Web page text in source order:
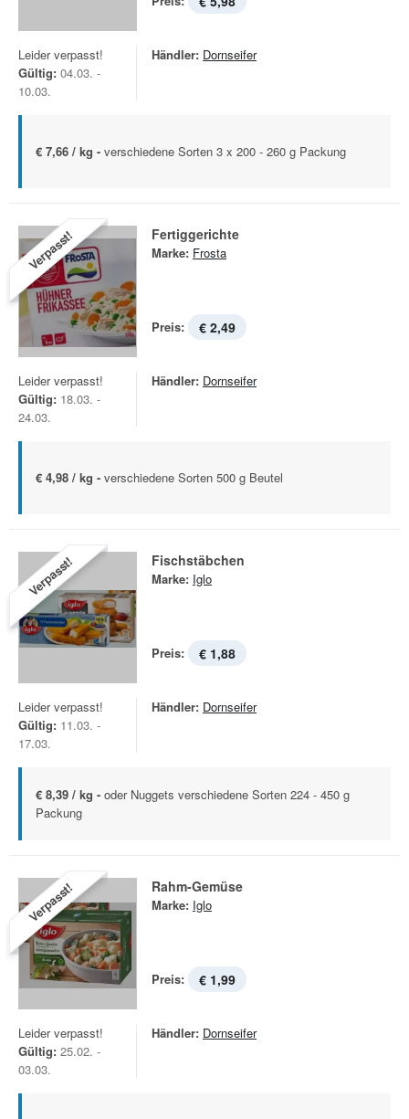
Leider verpasst!
Gültig: 04.03. -
10.03.
Händler: Dornseifer
€ 7,66 / kg - verschiedene Sorten 3 x 200 - 260 g Packung
Verpasst! Fertiggerichte
Marke: Frosta
Preis: € 2,49
Leider verpasst!
Gültig: 18.03. -
24.03.
Händler: Dornseifer
€ 4,98 / kg - verschiedene Sorten 500 g Beutel
Verpasst! Fischstäbchen
Marke: Iglo
Preis: € 1,88
Leider verpasst!
Gültig: 11.03. -
17.03.
Händler: Dornseifer
€ 8,39 / kg - oder Nuggets verschiedene Sorten 224 - 450 g
Packung
Verpasst! Rahm-Gemüse
Marke: Iglo
Preis: € 1,99
Leider verpasst!
Gültig: 25.02. -
03.03.
Händler: Dornseifer